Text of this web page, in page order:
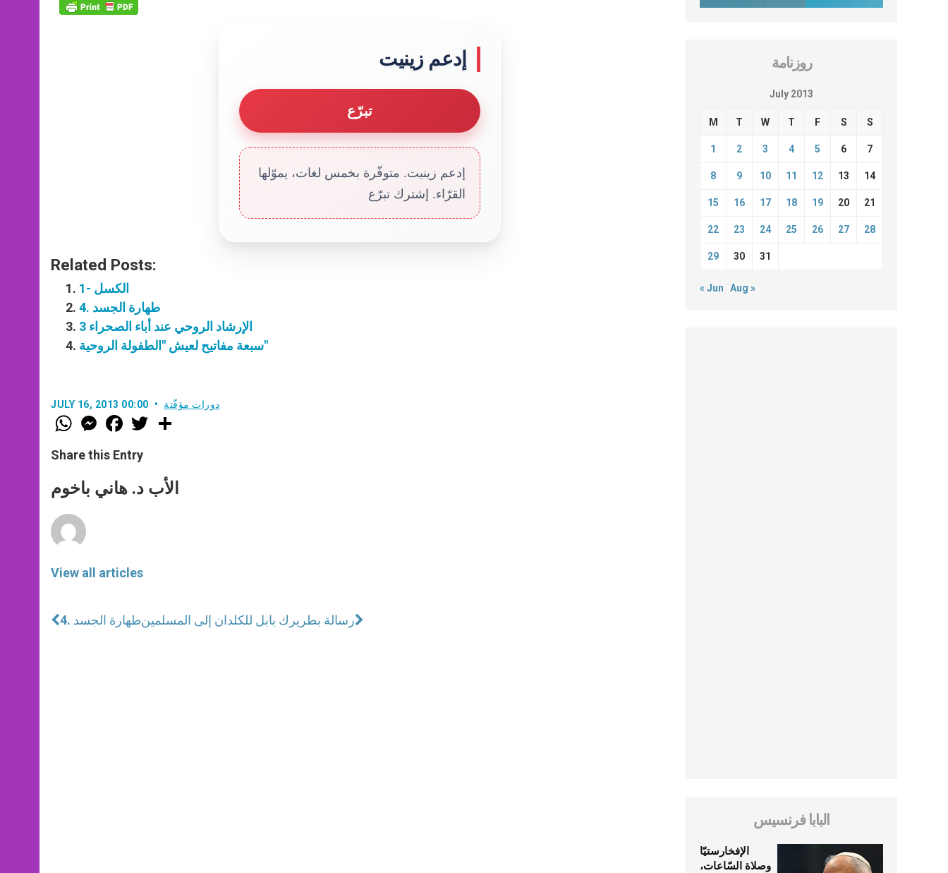
إدعم زينيت
تبرّع
إدعم زينيت. متوفّرة بخمس لغات، يموّلها
القرّاء. إشترك تبرّع
Related Posts:
1- الكسل
4. طهارة الجسد
الإرشاد الروحي عند أباء الصحراء 3
سبعة مفاتيح لعيش "الطفولة الروحية"
JULY 16, 2013 00:00 دورات مؤقّتة
W
h
t
s
p
p
M
e
s
e
e
F
a
e
b
o
k
w
r
Share this Entry
الأب د. هاني باخوم
View all articles
4. طهارة الجسدرسالة بطريرك بابل للكلدان إلى المسلمين
روزنامة
July 2013
M T W T F S S
1 2 3 4 5 6 7
8 9 10 11 12 13 14
15 16 17 18 19 20 21
22 23 24 25 26 27 28
29 30 31
« Jun Aug »
البابا فرنسيس
الإفخارستيّا
وصلاة السّاعات،